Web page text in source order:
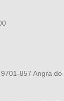
857 Angra